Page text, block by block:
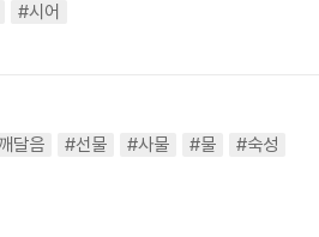
#시어
달음 #선물 #사물 #물
#숙성